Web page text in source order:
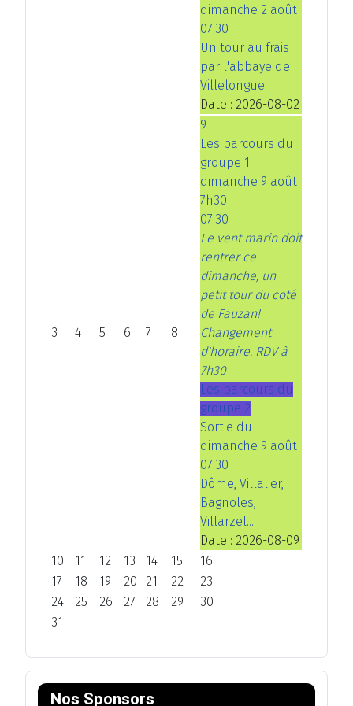
dimanche 2 août
07:30
Un tour au frais
par l'abbaye de
Villelongue
Date : 2026-08-02
3 4 5 6 7 8
9
Les parcours du
groupe 1
dimanche 9 août
7h30
07:30
Le vent marin doit
rentrer ce
dimanche, un
petit tour du coté
de Fauzan!
Changement
d'horaire. RDV à
7h30
Les parcours du
groupe 2
Sortie du
dimanche 9 août
07:30
Dôme, Villalier,
Bagnoles,
Villarzel...
Date : 2026-08-09
10
11 12 13 14 15
16
17
18 19 20 21 22
23
24
25 26 27 28 29
30
31
Nos Sponsors